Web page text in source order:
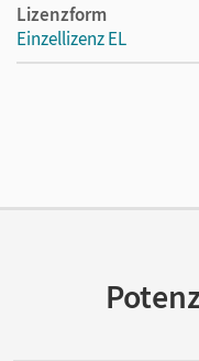
Lizenzform
Einzellizenz EL